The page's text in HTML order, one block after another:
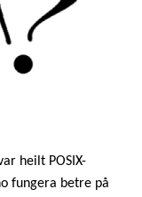
heilt POSIX-
fungera betre på